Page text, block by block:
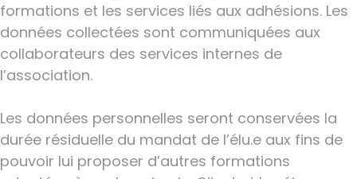
formations et les services liés aux adhésions. Les
données collectées sont communiquées aux
collaborateurs des services internes de
l’association.
Les données personnelles seront conservées la
durée résiduelle du mandat de l’élu.e aux fins de
pouvoir lui proposer d’autres formations